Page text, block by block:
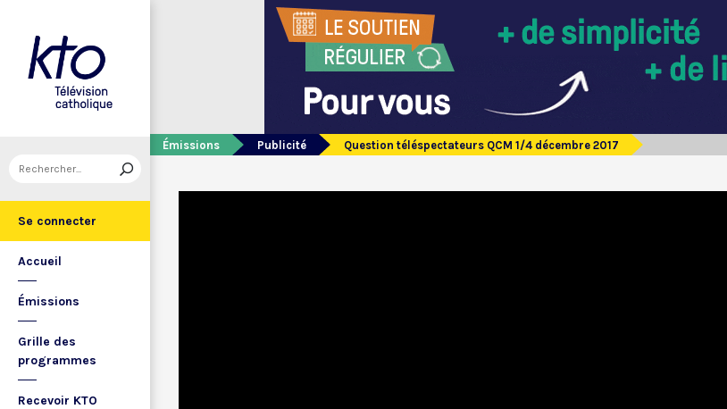
Se connecter
Accueil
Émissions
Grille des
programmes
Recevoir KTO
Émissions Publicité Question téléspectateurs QCM 1/4 décembre 2017